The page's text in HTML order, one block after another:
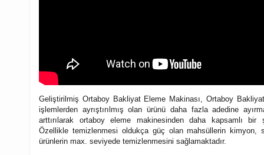
Geliştirilmiş Ortaboy Bakliyat Eleme Makinası, Ortaboy
işlemlerden ayrıştırılmış olan ürünü daha fazla adedine
arttırılarak ortaboy eleme makinesinden daha kapsamlı bir
Özellikle temizlenmesi oldukça güç olan mahsüllerin kimyon,
ürünlerin max. seviyede temizlenmesini sağlamaktadır.